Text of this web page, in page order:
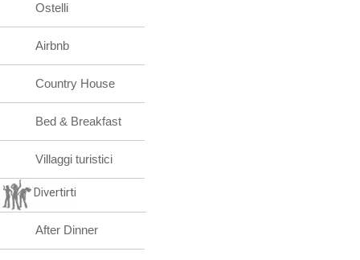
Ostelli
Airbnb
Country House
Bed & Breakfast
Villaggi turistici
Divertirti
After Dinner